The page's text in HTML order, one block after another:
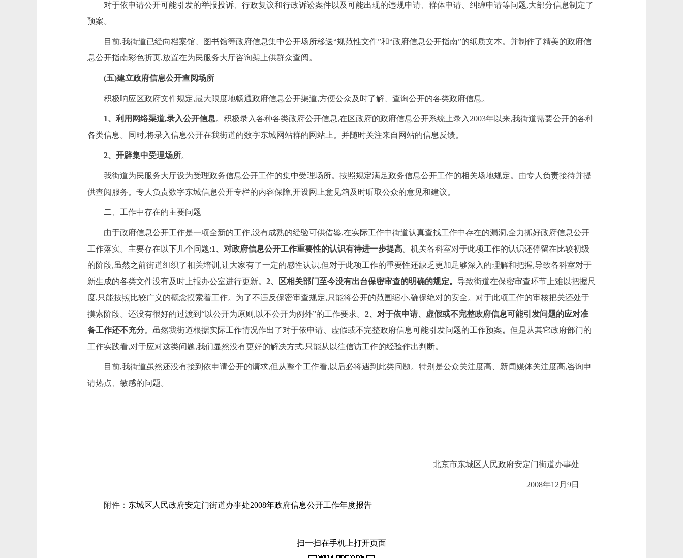
对于依申请公开可能引发的举报投诉、行政复议和行政诉讼案件以及可能出现的违规申请、群体申请、纠缠申请等问题,大部分信息制定了
预案。
目前,我街道已经向档案馆、图书馆等政府信息集中公开场所移送“规范性文件”和“政府信息公开指南”的纸质文本。并制作了精美的政府信
息公开指南彩色折页,放置在为民服务大厅咨询架上供群众查阅。
(五)建立政府信息公开查阅场所
积极响应区政府文件规定,最大限度地畅通政府信息公开渠道,方便公众及时了解、查询公开的各类政府信息。
1、利用网络渠道,录入公开信息。积极录入各种各类政府公开信息,在区政府的政府信息公开系统上录入 2003年以来,我街道需要公开的各种
各类信息。同时,将录入信息公开在我街道的数字东城网站群的网站上。并随时关注来自网站的信息反馈。
2、开辟集中受理场所。
我街道为民服务大厅设为受理政务信息公开工作的集中受理场所。按照规定满足政务信息公开工作的相关场地规定。由专人负责接待并提
供查阅服务。专人负责数字东城信息公开专栏的内容保障,开设网上意见箱及时听取公众的意见和建议。
二、工作中存在的主要问题
由于政府信息公开工作是一项全新的工作,没有成熟的经验可供借鉴,在实际工作中街道认真查找工作中存在的漏洞,全力抓好政府信息公开
工作落实。主要存在以下几个问题:1、对政府信息公开工作重要性的认识有待进一步提高。机关各科室对于此项工作的认识还停留在比较初级
的阶段,虽然之前街道组织了相关培训,让大家有了一定的感性认识,但对于此项工作的重要性还缺乏更加足够深入的理解和把握,导致各科室对于
新生成的各类文件没有及时上报办公室进行更新。 2、区相关部门至今没有出台保密审查的明确的规定。 导致街道在保密审查环节上难以把握尺
度,只能按照比较广义的概念摸索着工作。为了不违反保密审查规定,只能将公开的范围缩小,确保绝对的安全。对于此项工作的审核把关还处于
摸索阶段。还没有很好的过渡到“以公开为原则,以不公开为例外”的工作要求。 2、对于依申请、虚假或不完整政府信息可能引发问题的应对准
备工作还不充分。虽然我街道根据实际工作情况作出了对于依申请、虚假或不完整政府信息可能引发问题的工作预案。 但是从其它政府部门的
工作实践看,对于应对这类问题,我们显然没有更好的解决方式,只能从以往信访工作的经验作出判断。
目前,我街道虽然还没有接到依申请公开的请求,但从整个工作看,以后必将遇到此类问题。特别是公众关注度高、新闻媒体关注度高,咨询申
请热点、敏感的问题。
北京市东城区人民政府安定门街道办事处
2008年12 月 9日
附件： 东城区人民政府安定门街道办事处2008年政府信息公开工作年度报告
扫一扫在手机上打开页面